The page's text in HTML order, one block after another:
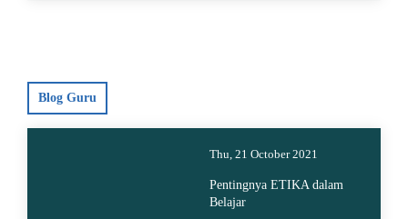
Blog Guru
Thu, 21 October 2021
Pentingnya ETIKA dalam
Belajar